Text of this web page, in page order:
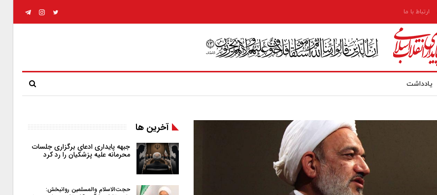
ارتباط با ما
یادداشت
آخرین ها
جبهه پایداری ادعای برگزاری جلسات
محرمانه علیه پزشکیان را رد کرد
حجت‌الاسلام والمسلمین روانبخش: